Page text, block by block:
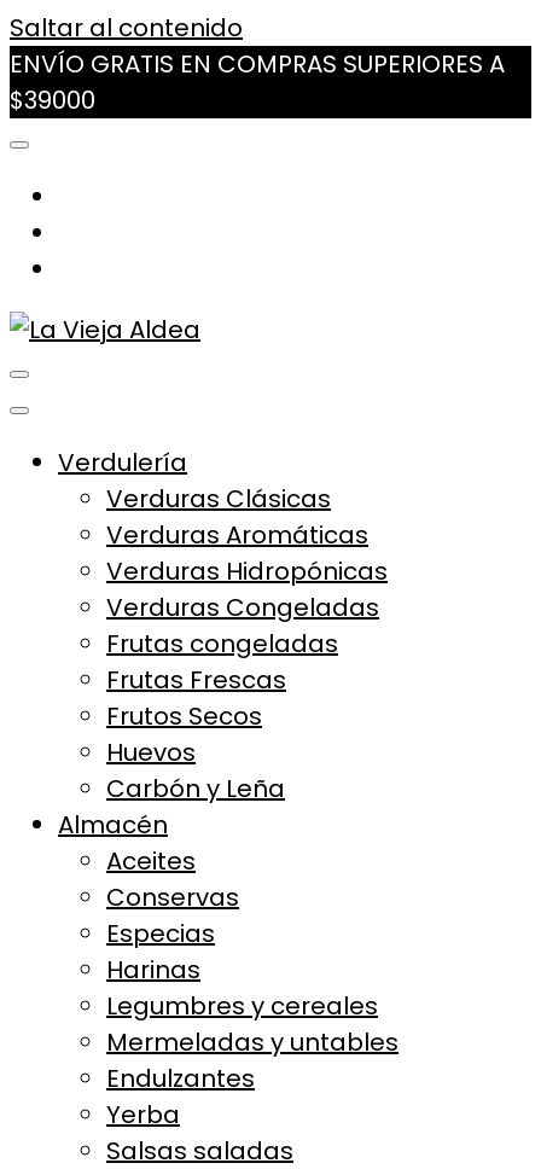
Saltar al contenido
ENVÍO GRATIS EN COMPRAS SUPERIORES A
$39000
Verdulería
Verduras Clásicas
Verduras Aromáticas
Verduras Hidropónicas
Verduras Congeladas
Frutas congeladas
Frutas Frescas
Frutos Secos
Huevos
Carbón y Leña
Almacén
Aceites
Conservas
Especias
Harinas
Legumbres y cereales
Mermeladas y untables
Endulzantes
Yerba
Salsas saladas